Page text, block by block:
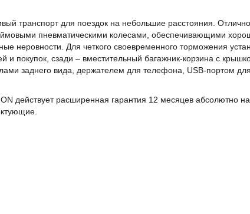
транспорт для поездок на небольшие расстояния.
пневматическими колесами, обеспечивающими
неровности. Для четкого своевременного торможения
покупок, сзади – вместительный багажник-корзина с
заднего вида, держателем для телефона, USB-портом
действует расширенная гарантия 12 месяцев абсолютно